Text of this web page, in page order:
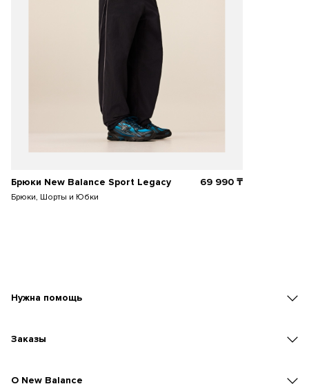
Брюки New Balance Sport Legacy
Брюки, Шорты и Юбки
69 990₸
Нужна помощь
Заказы
O New Balance